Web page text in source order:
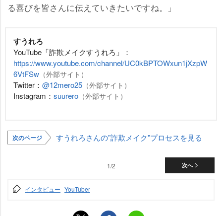
る喜びを皆さんに伝えていきたいですね。」
すうれろ
YouTube「詐欺メイクすうれろ」：
https://www.youtube.com/channel/UC0kBPTOWxun1jXzpW
6VtFSw （外部サイト）
Twitter： @12mero25 （外部サイト）
Instagram： suurero （外部サイト）
次のページ すうれろさんの”詐欺メイク”プロセスを見る
次へ
1/2
インタビュー YouTuber